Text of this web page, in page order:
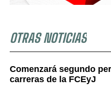
OTRAS NOTICIAS
Comenzará segundo
carreras de la FCEyJ